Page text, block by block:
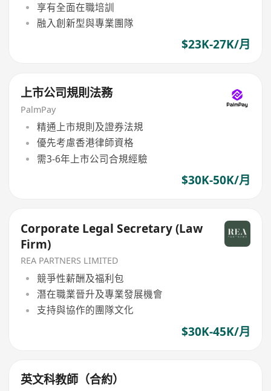
享有全面在職培訓
融入創新型與專業團隊
$23K-27K/月
上市公司規則法務
PalmPay
精通上市規則及證券法規
優先考慮香港律師資格
需3-6年上市公司合規經驗
$30K-50K/月
Corporate Legal Secretary (Law
Firm)
REA PARTNERS LIMITED
競爭性薪酬及福利包
潛在職業晉升及專業發展機會
支持與協作的團隊文化
$30K-45K/月
英文科教師（合約）